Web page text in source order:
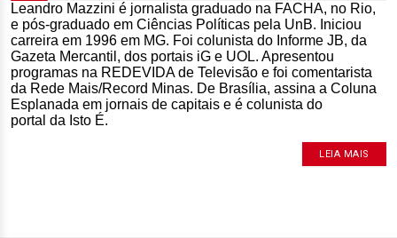
Leandro Mazzini é jornalista graduado na FACHA, no Rio,
e pós-graduado em Ciências Políticas pela UnB. Iniciou
carreira em 1996 em MG. Foi colunista do Informe JB, da
Gazeta Mercantil, dos portais iG e UOL. Apresentou
programas na REDEVIDA de Televisão e foi comentarista
da Rede Mais/Record Minas. De Brasília, assina a Coluna
Esplanada em jornais de capitais e é colunista do
portal da Isto É.
LEIA MAIS